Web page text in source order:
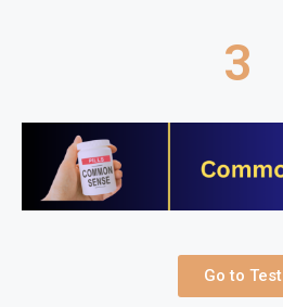
3
Go to Test